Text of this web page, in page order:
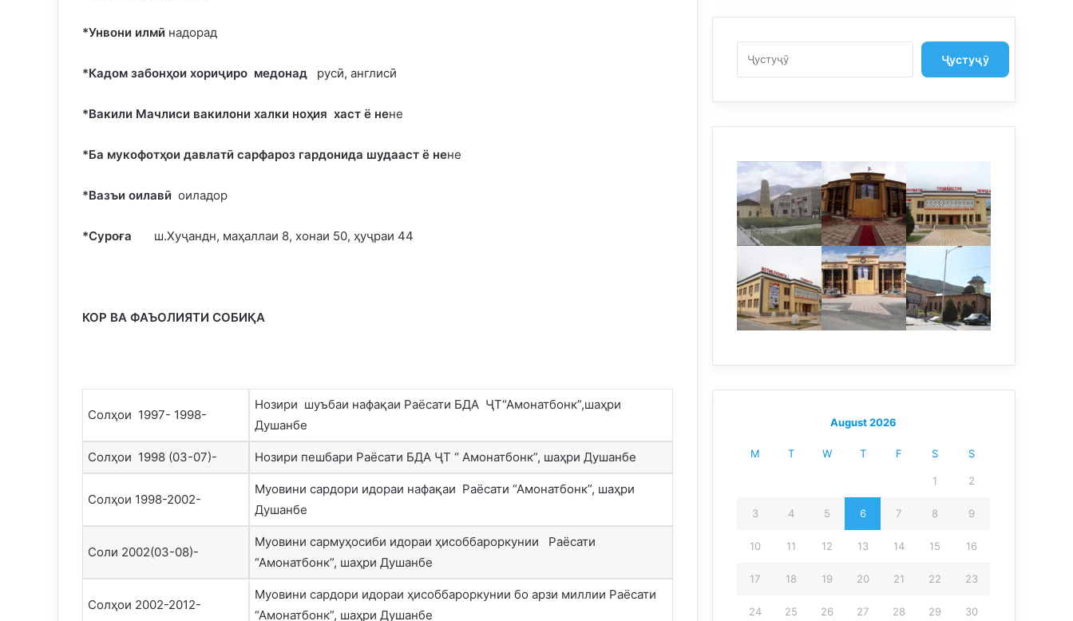
*Унвони илмӣ надорад ‍
*Кадом забонҳои хориҷиро медонад русӣ, англисӣ
*Вакили Мачлиси вакилони халки ноҳия хаст ё нене
*Ба мукофотҳои давлатӣ сарфароз гардонида шудааст ё нене
*Вазъи оилавӣ оиладор
*Суроға ш.Хуҷандн, маҳаллаи 8, хонаи 50, ҳуҷраи 44
КОР ВА ФАЪОЛИЯТИ СОБИҚА
Солҳои 1997- 1998-
Нозири шуъбаи нафақаи Раёсати БДА ҶТ“Амонатбонк”,шаҳри
Душанбе
Солҳои 1998 (03-07)- Нозири пешбари Раёсати БДА ҶТ “ Амонатбонк”, шаҳри Душанбе
Солҳои 1998-2002-
Муовини сардори идораи нафақаи Раёсати “Амонатбонк”, шаҳри
Душанбе
Соли 2002(03-08)-
Муовини сармуҳосиби идораи ҳисоббароркунии Раёсати
“Амонатбонк”, шаҳри Душанбе
Солҳои 2002-2012-
Муовини сардори идораи ҳисоббароркунии бо арзи миллии Раёсати
“Амонатбонк”, шаҳри Душанбе
Ҷустуҷӯ
August 2026
M T W T F S S
1 2
3 4 5 6 7 8 9
10 11 12 13 14 15 16
17 18 19 20 21 22 23
24 25 26 27 28 29 30